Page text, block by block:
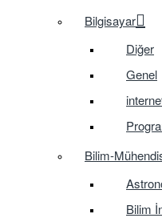
Bilgisayar
Diğer
Genel
Bilim-
Bilim